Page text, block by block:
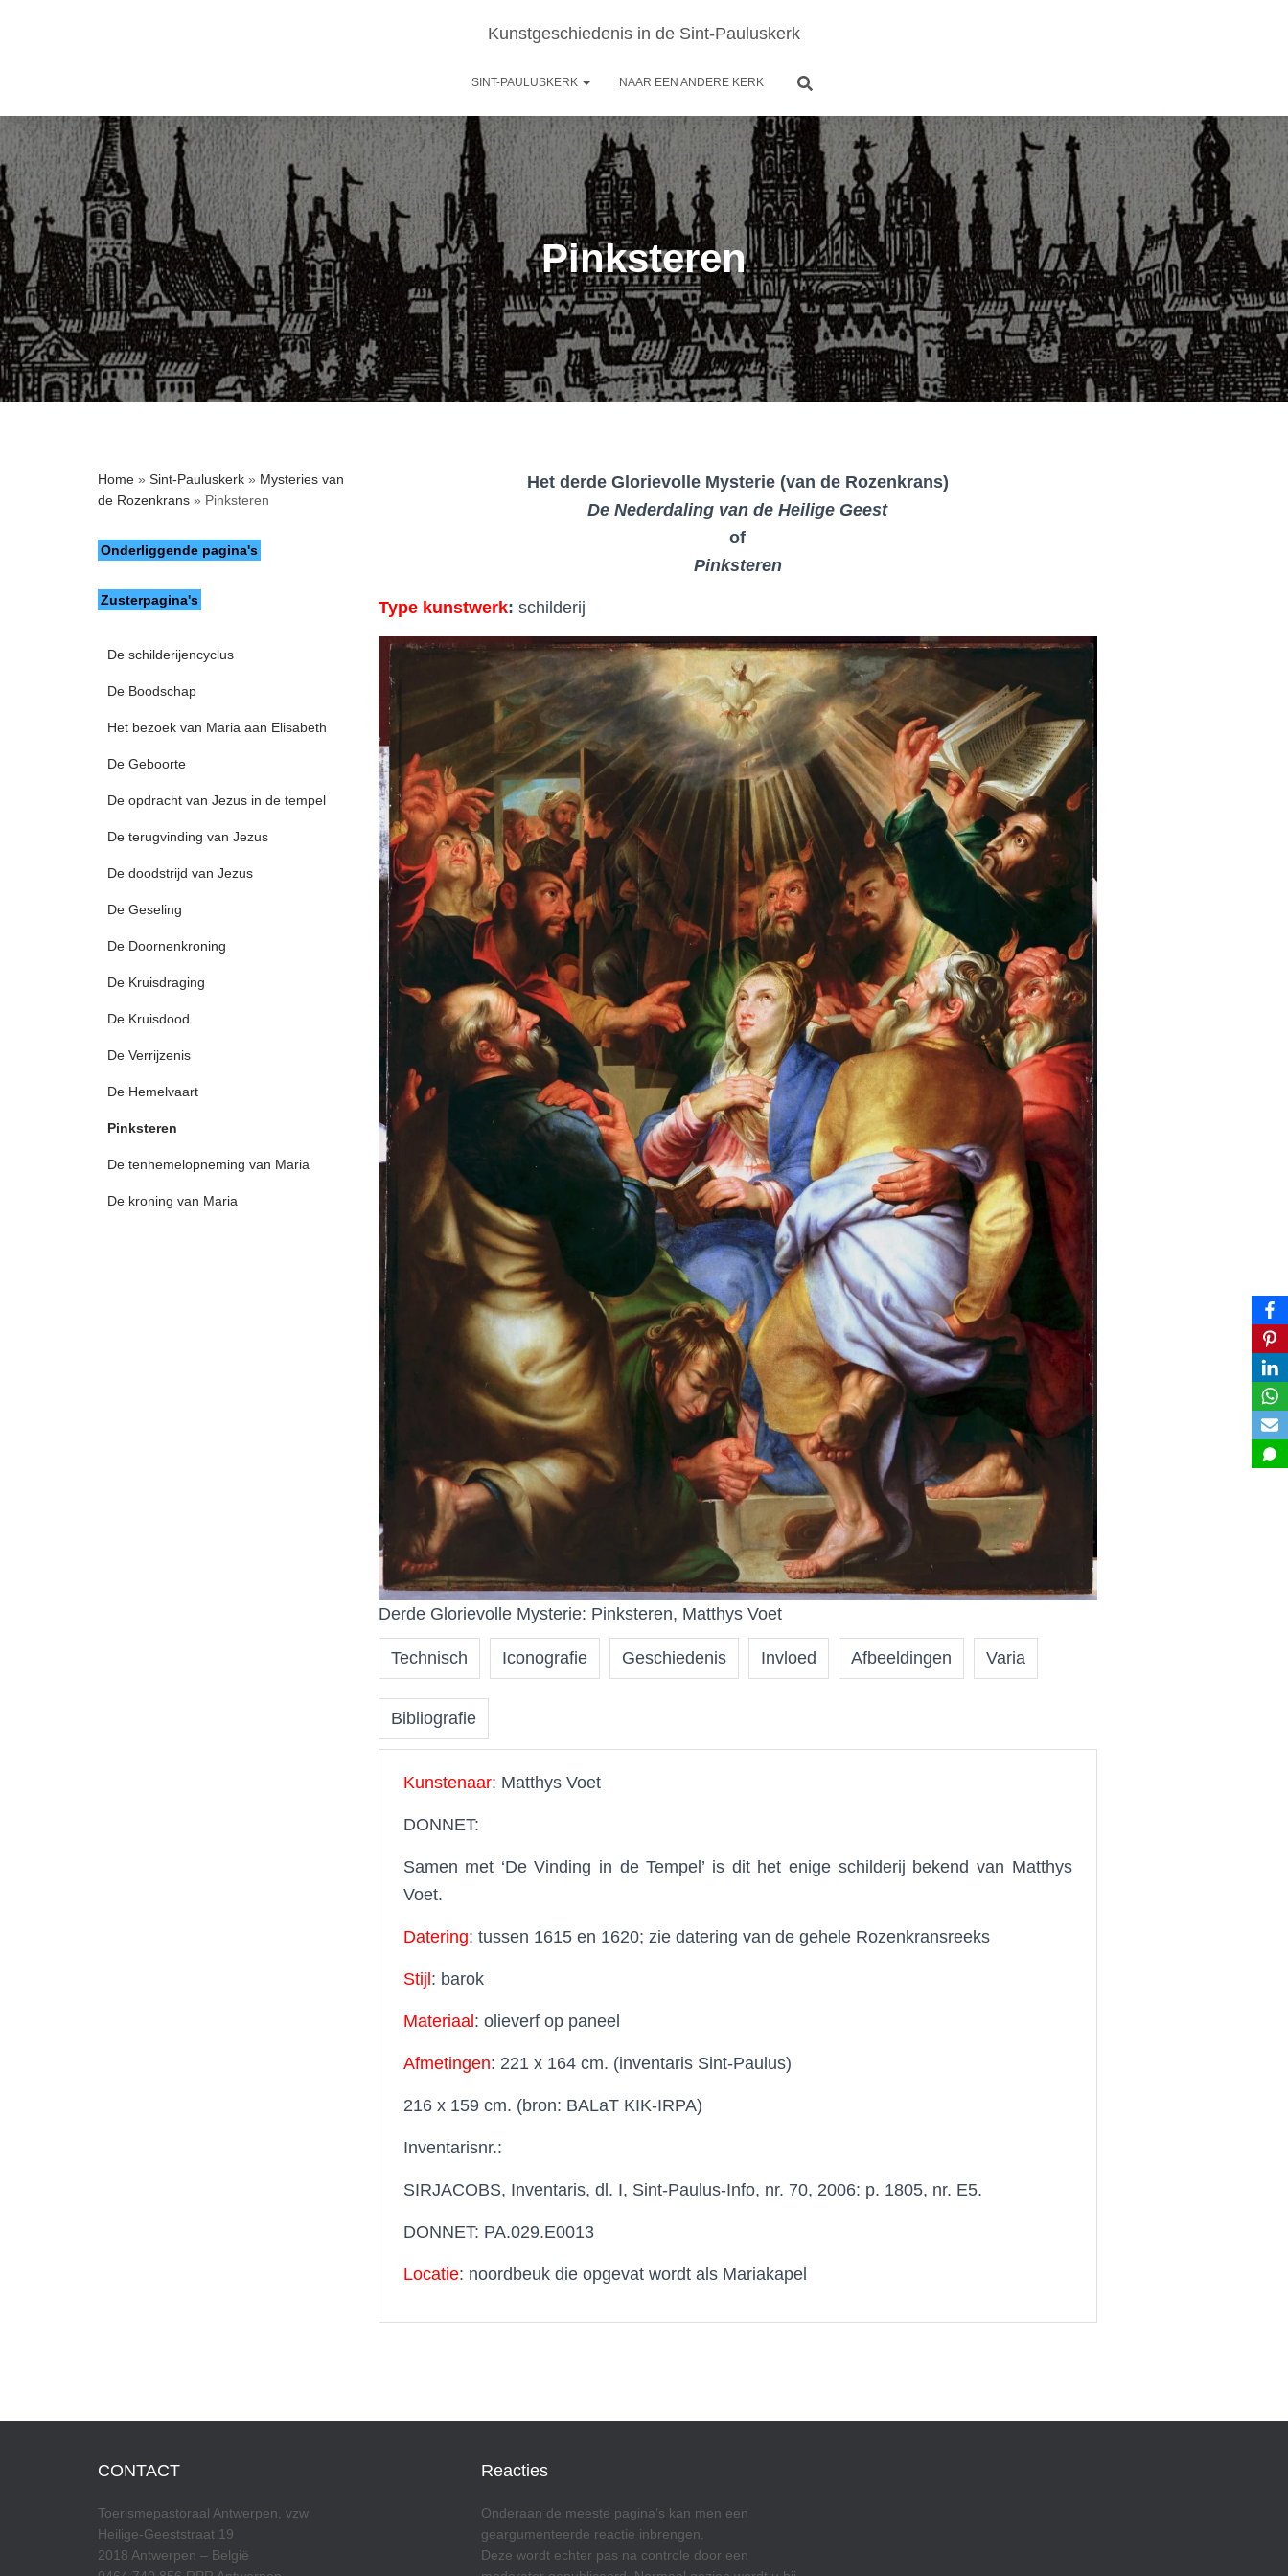
Kunstgeschiedenis in de Sint-Pauluskerk
SINT-PAULUSKERK NAAR EEN ANDERE KERK
Pinksteren
Home » Sint-Pauluskerk » Mysteries van
de Rozenkrans » Pinksteren
Onderliggende pagina's
Zusterpagina's
De schilderijencyclus
De Boodschap
Het bezoek van Maria aan Elisabeth
De Geboorte
De opdracht van Jezus in de tempel
De terugvinding van Jezus
De doodstrijd van Jezus
De Geseling
De Doornenkroning
De Kruisdraging
De Kruisdood
De Verrijzenis
De Hemelvaart
Pinksteren
De tenhemelopneming van Maria
De kroning van Maria
Het derde Glorievolle Mysterie (van de Rozenkrans)
De Nederdaling van de Heilige Geest
of
Pinksteren
Type kunstwerk: schilderij
Derde Glorievolle Mysterie: Pinksteren, Matthys Voet
Technisch Iconografie Geschiedenis Invloed Afbeeldingen Varia
Bibliografie
Kunstenaar: Matthys Voet
DONNET:
Samen met ‘De Vinding in de Tempel’ is dit het enige schilderij bekend van Matthys
Voet.
Datering: tussen 1615 en 1620; zie datering van de gehele Rozenkransreeks
Stijl: barok
Materiaal: olieverf op paneel
Afmetingen: 221 x 164 cm. (inventaris Sint-Paulus)
216 x 159 cm. (bron: BALaT KIK-IRPA)
Inventarisnr.:
SIRJACOBS, Inventaris, dl. I, Sint-Paulus-Info, nr. 70, 2006: p. 1805, nr. E5.
DONNET: PA.029.E0013
Locatie: noordbeuk die opgevat wordt als Mariakapel
CONTACT
Toerismepastoraal Antwerpen, vzw
Heilige-Geeststraat 19
2018 Antwerpen – België
Reacties
Onderaan de meeste pagina’s kan men een
geargumenteerde reactie inbrengen.
Deze wordt echter pas na controle door een